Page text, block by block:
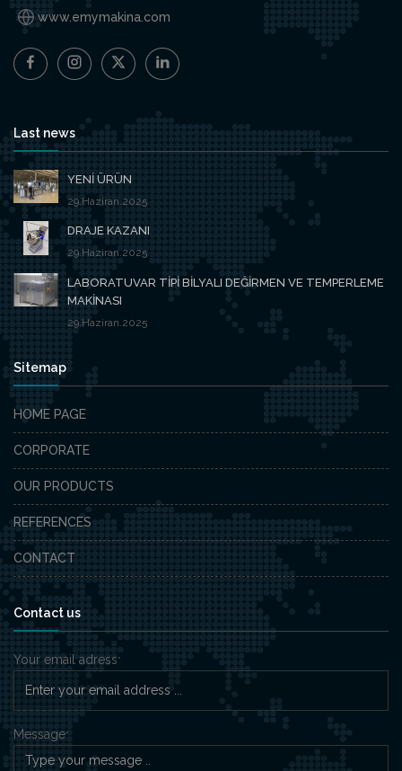
www.emymakina.com
Last news
YENİ ÜRÜN
29.Haziran.2025
DRAJE KAZANI
29.Haziran.2025
LABORATUVAR TİPİ BİLYALI DEĞİRMEN VE TEMPERLEME
MAKİNASI
29.Haziran.2025
Sitemap
HOME PAGE
CORPORATE
OUR PRODUCTS
REFERENCES
CONTACT
Contact us
Your email adress*
Message*